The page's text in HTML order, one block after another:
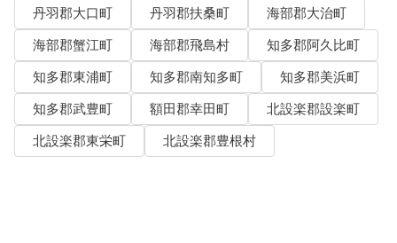
丹羽郡大口町
丹羽郡扶桑町
海部郡大治町
海部郡蟹江町
海部郡飛島村
知多郡阿久比町
知多郡東浦町
知多郡南知多町
知多郡美浜町
知多郡武豊町
額田郡幸田町
北設楽郡設楽町
北設楽郡東栄町
北設楽郡豊根村